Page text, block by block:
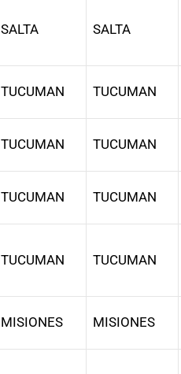
SALTA SALTA
TUCUMAN TUCUMAN
TUCUMAN TUCUMAN
TUCUMAN TUCUMAN
TUCUMAN TUCUMAN
MISIONES MISIONES